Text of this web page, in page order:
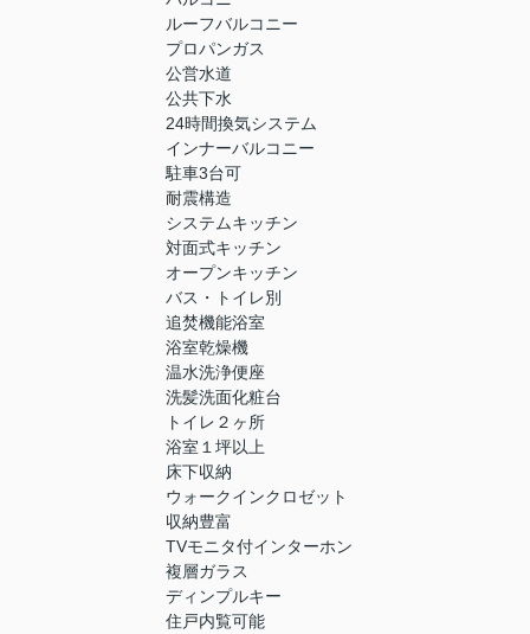
ルーフバルコニー
プロパンガス
公営水道
公共下水
24時間換気システム
インナーバルコニー
駐車3台可
耐震構造
システムキッチン
対面式キッチン
オープンキッチン
バス・トイレ別
追焚機能浴室
浴室乾燥機
温水洗浄便座
洗髪洗面化粧台
トイレ２ヶ所
浴室１坪以上
床下収納
ウォークインクロゼット
収納豊富
TVモニタ付インターホン
複層ガラス
ディンプルキー
住戸内覧可能